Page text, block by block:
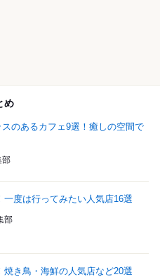
め
スのあるカフェ9選！癒しの空間で
部
一度は行ってみたい人気店16選
部
焼き鳥・海鮮の人気店など20選